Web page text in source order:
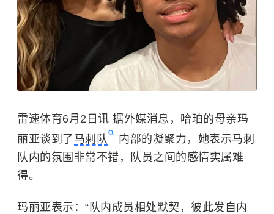
雷速体育6月2日讯 据外媒消息，哈珀的母亲玛
丽亚谈到了 马刺队
内部的凝聚力，她表示马刺
队内的氛围非常不错，队员之间的感情实属难
得。
玛丽亚表示：“队内成员相处默契，彼此发自内